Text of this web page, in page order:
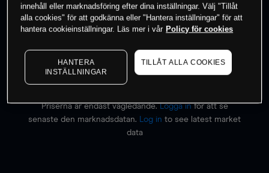
Börja handla
Priserna är endast vägledande.Logga inför att se
senaste den marknadsdatan.
Log in to see latest market
data
innehåll eller marknadsföring efter dina inställningar. Välj "Tillåt
alla cookies" för att godkänna eller "Hantera inställningar" för att
hantera cookieinställningar. Läs mer i vår Policy för cookies
HANTERA
INSTÄLLNINGAR
TILLÅT ALLA COOKIES